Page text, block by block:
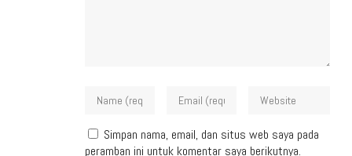
Simpan nama, email, dan situs web saya pada
peramban ini untuk komentar saya berikutnya.